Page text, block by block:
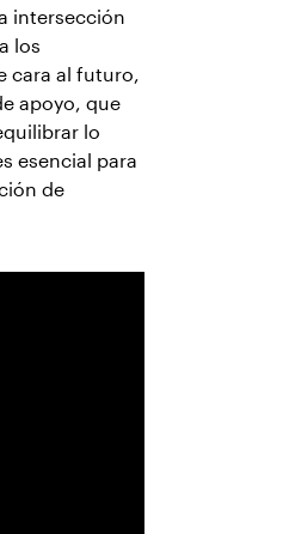
intersección
los
cara al futuro,
apoyo, que
lo
esencial para
de